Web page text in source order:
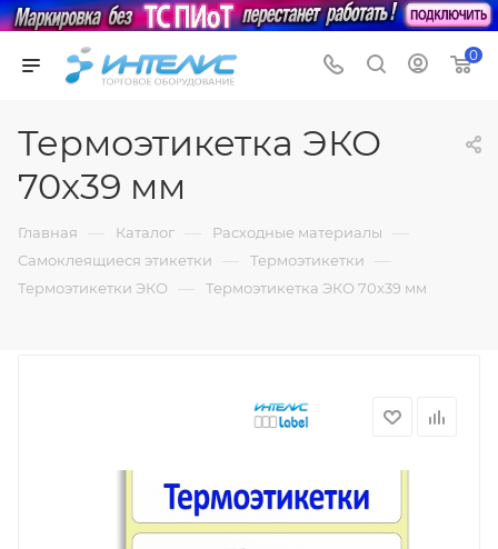
0
Термоэтикетка ЭКО
70x39 мм
Главная — Каталог — Расходные материалы —
Самоклеящиеся этикетки — Термоэтикетки —
Термоэтикетки ЭКО — Термоэтикетка ЭКО 70x39 мм